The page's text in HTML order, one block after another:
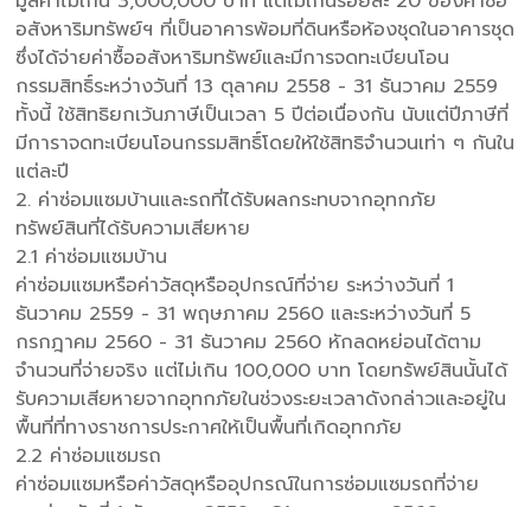
อสังหาริมทรัพย์ฯ ที่เป็นอาคารพ้อมที่ดินหรือห้องชุดในอาคารชุด
ซึ่งได้จ่ายค่าซื้ออสังหาริมทรัพย์และมีการจดทะเบียนโอน
กรรมสิทธิ์ระหว่างวันที่ 13 ตุลาคม 2558 - 31 ธันวาคม 2559
ทั้งนี้ ใช้สิทธิยกเว้นภาษีเป็นเวลา 5 ปีต่อเนื่องกัน นับแต่ปีภาษีที่
มีการาจดทะเบียนโอนกรรมสิทธิ์โดยให้ใช้สิทธิจำนวนเท่า ๆ กันใน
แต่ละปี
2. ค่าซ่อมแซมบ้านและรถที่ได้รับผลกระทบจากอุทกภัย
ทรัพย์สินที่ได้รับความเสียหาย
2.1 ค่าซ่อมแซมบ้าน
ค่าซ่อมแซมหรือค่าวัสดุหรืออุปกรณ์ที่จ่าย ระหว่างวันที่ 1
ธันวาคม 2559 - 31 พฤษภาคม 2560 และระหว่างวันที่ 5
กรกฎาคม 2560 - 31 ธันวาคม 2560 หักลดหย่อนได้ตาม
จำนวนที่จ่ายจริง แต่ไม่เกิน 100,000 บาท โดยทรัพย์สินนั้นได้
รับความเสียหายจากอุทกภัยในช่วงระยะเวลาดังกล่าวและอยู่ใน
พื้นที่ที่ทางราชการประกาศให้เป็นพื้นที่เกิดอุทกภัย
2.2 ค่าซ่อมแซมรถ
ค่าซ่อมแซมหรือค่าวัสดุหรืออุปกรณ์ในการซ่อมแซมรถที่จ่าย